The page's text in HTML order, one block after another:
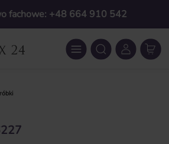
fachowe: +48 664 910 542